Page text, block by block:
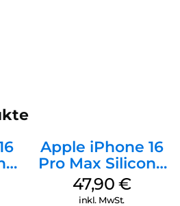
Apple iPhone 16
Pro Max Silicone
Case MagSafe
Black
47,90 €
inkl. MwSt.